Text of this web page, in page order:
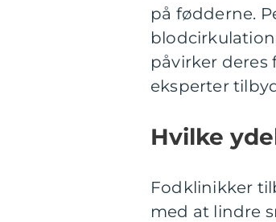
på fødderne.
påvirker deres
eksperter
Hvilke
Fodklinikker
med at lindre